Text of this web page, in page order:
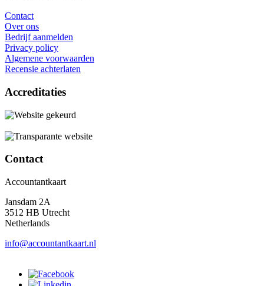
Contact
Over ons
Bedrijf aanmelden
Privacy policy
Algemene voorwaarden
Recensie achterlaten
Accreditaties
Contact
Accountantkaart
Jansdam 2A
3512 HB Utrecht
Netherlands
info@accountantkaart.nl